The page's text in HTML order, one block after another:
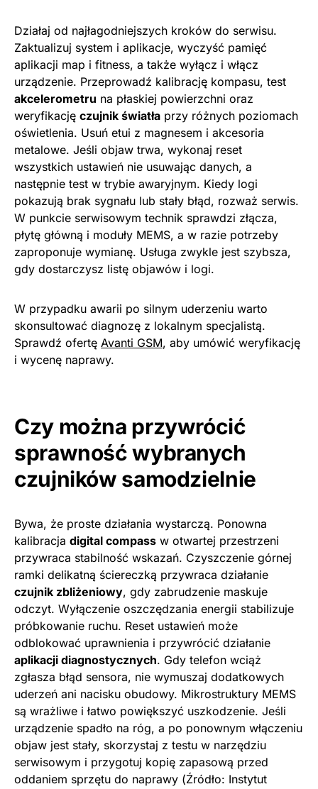
Działaj od najłagodniejszych kroków do serwisu.
Zaktualizuj system i aplikacje, wyczyść pamięć
aplikacji map i fitness, a także wyłącz i włącz
urządzenie. Przeprowadź kalibrację kompasu, test
akcelerometru na płaskiej powierzchni oraz
weryfikację czujnik światła przy różnych poziomach
oświetlenia. Usuń etui z magnesem i akcesoria
metalowe. Jeśli objaw trwa, wykonaj reset
wszystkich ustawień nie usuwając danych, a
następnie test w trybie awaryjnym. Kiedy logi
pokazują brak sygnału lub stały błąd, rozważ serwis.
W punkcie serwisowym technik sprawdzi złącza,
płytę główną i moduły MEMS, a w razie potrzeby
zaproponuje wymianę. Usługa zwykle jest szybsza,
gdy dostarczysz listę objawów i logi.
W przypadku awarii po silnym uderzeniu warto
skonsultować diagnozę z lokalnym specjalistą.
Sprawdź ofertę Avanti GSM, aby umówić weryfikację
i wycenę naprawy.
Czy można przywrócić
sprawność wybranych
czujników samodzielnie
Bywa, że proste działania wystarczą. Ponowna
kalibracja digital compass w otwartej przestrzeni
przywraca stabilność wskazań. Czyszczenie górnej
ramki delikatną ściereczką przywraca działanie
czujnik zbliżeniowy, gdy zabrudzenie maskuje
odczyt. Wyłączenie oszczędzania energii stabilizuje
próbkowanie ruchu. Reset ustawień może
odblokować uprawnienia i przywrócić działanie
aplikacji diagnostycznych. Gdy telefon wciąż
zgłasza błąd sensora, nie wymuszaj dodatkowych
uderzeń ani nacisku obudowy. Mikrostruktury MEMS
są wrażliwe i łatwo powiększyć uszkodzenie. Jeśli
urządzenie spadło na róg, a po ponownym włączeniu
objaw jest stały, skorzystaj z testu w narzędziu
serwisowym i przygotuj kopię zapasową przed
oddaniem sprzętu do naprawy (Źródło: Instytut